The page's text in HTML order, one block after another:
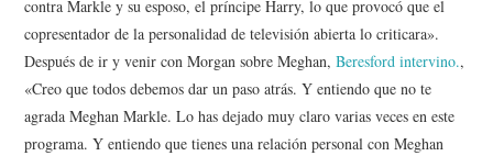
contra Markle y su esposo, el príncipe Harry, lo que provocó que el
copresentador de la personalidad de televisión abierta lo criticara».
Después de ir y venir con Morgan sobre Meghan,Beresford intervino.,
«Creo que todos debemos dar un paso atrás. Y entiendo que no te
agrada Meghan Markle. Lo has dejado muy claro varias veces en este
programa. Y entiendo que tienes una relación personal con Meghan